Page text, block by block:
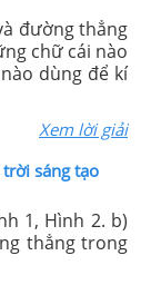
đường thẳng
chữ cái nào
dùng để kí
Xem lời giải
trời sáng tạo
1, Hình 2. b)
thẳng trong